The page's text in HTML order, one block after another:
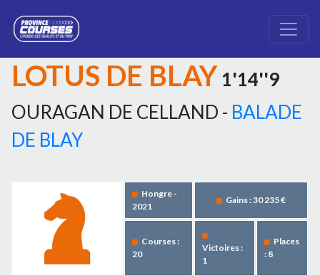
LOTUS DE BLAY 1'14''9
OURAGAN DE CELLAND - BALADE
DE BLAY
Hongre -
2021
Gains : 30 235 €
Courses :
20
Victoires :
1
Places
: 8